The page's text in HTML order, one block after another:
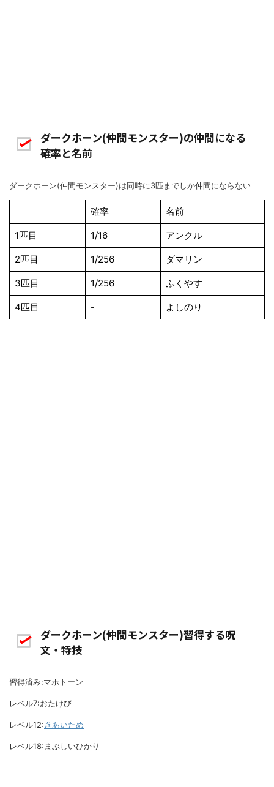
ダークホーン(仲間モンスター)の仲間になる
確率と名前
ダークホーン(仲間モンスター)は同時に3匹までしか仲間にならない
確率 名前
1匹目 1/16 アンクル
2匹目 1/256 ダマリン
3匹目 1/256 ふくやす
4匹目 - よしのり
ダークホーン(仲間モンスター)習得する呪
文・特技
習得済み:マホトーン
レベル7:おたけび
レベル12:きあいため
レベル18:まぶしいひかり